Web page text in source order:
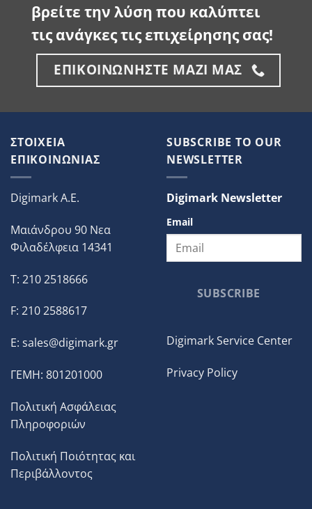
βρείτε την λύση που καλύπτει
τις ανάγκες τις επιχείρησης σας!
ΕΠΙΚΟΙΝΩΝΗΣΤΕ ΜΑΖΙ ΜΑΣ
ΣΤΟΙΧΕΙΑ
ΕΠΙΚΟΙΝΩΝΙΑΣ
Digimark A.E.
Μαιάνδρου 90 Νεα
Φιλαδέλφεια 14341
T: 210 2518666
F: 210 2588617
E: sales@digimark.gr
ΓΕΜΗ: 801201000
Πολιτική Ασφάλειας
Πληροφοριών
Πολιτική Ποιότητας και
Περιβάλλοντος
SUBSCRIBE TO OUR
NEWSLETTER
Digimark Newsletter
Email
SUBSCRIBE
Digimark Service Center
Privacy Policy